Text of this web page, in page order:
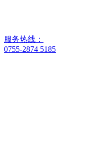
服务热线：
0755-2874 5185